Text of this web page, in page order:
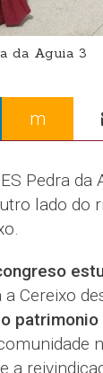
da Aguia 3
m
Pedra da
lado do
Cereixo
patrimonio
a